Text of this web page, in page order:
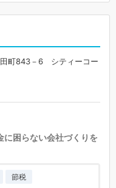
町843－6 シティーコー
に困らない会社づくりを
節税